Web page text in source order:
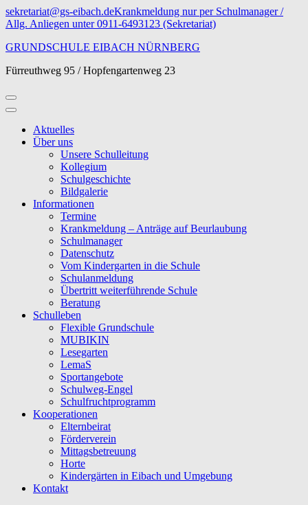
Zum
Inhalt
(Eingabetaste
sekretariat@gs-eibach.deKrankmeldung nur per Schulmanager /
Allg. Anliegen unter 0911-6493123 (Sekretariat)
GRUNDSCHULE EIBACH NÜRNBERG
Fürreuthweg 95 / Hopfengartenweg 23
Aktuelles
Über uns
Unsere Schulleitung
Kollegium
Schulgeschichte
Bildgalerie
Informationen
Termine
Krankmeldung – Anträge auf Beurlaubung
Schulmanager
Datenschutz
Vom Kindergarten in die Schule
Schulanmeldung
Übertritt weiterführende Schule
Beratung
Schulleben
Flexible Grundschule
MUBIKIN
Lesegarten
LemaS
Sportangebote
Schulweg-Engel
Schulfruchtprogramm
Kooperationen
Elternbeirat
Förderverein
Mittagsbetreuung
Horte
Kindergärten in Eibach und Umgebung
Kontakt